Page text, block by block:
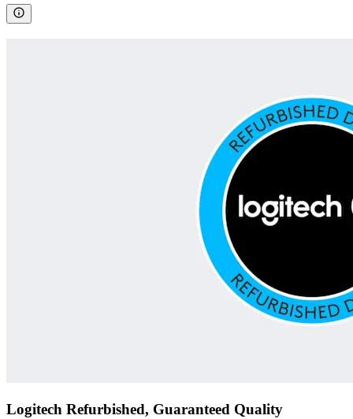
Logitech Refurbished, Guaranteed Quality